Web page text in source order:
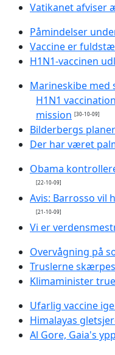
Vatikanet afviser
Påmindelser
Vaccine er
H1N1-vaccinen
Marineskibe
H1N1
mission [30-10-09]
Bilderbergs
Der har været
Obama
[22-10-09]
Avis: Barrosso vil
[21-10-09]
Vi er
Overvågning på
Truslerne
Klimaminister
Ufarlig vaccine
Himalayas
Al Gore, Gaia's